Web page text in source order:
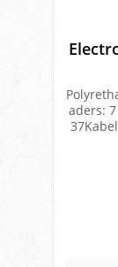
aders: